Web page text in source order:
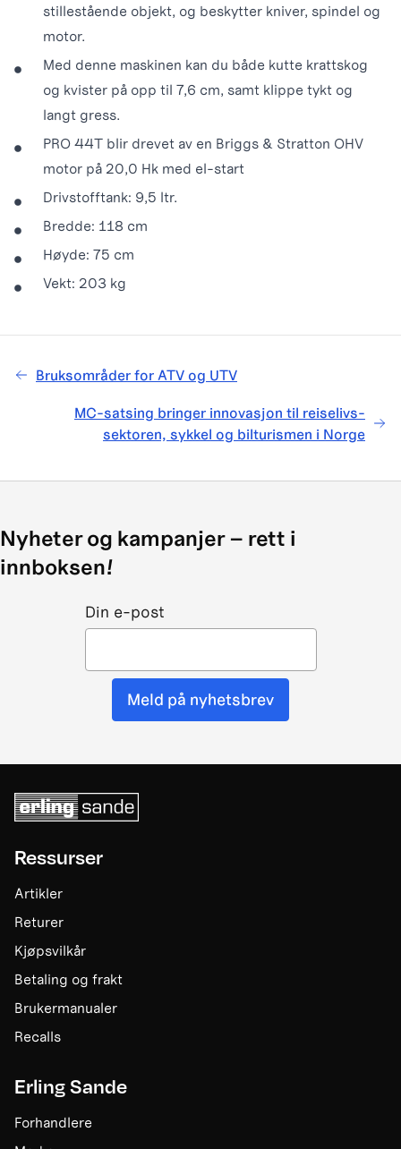
stillestående objekt, og beskytter kniver, spindel og
motor.
Med denne maskinen kan du både kutte krattskog
og kvister på opp til 7,6 cm, samt klippe tykt og
langt gress.
PRO 44T blir drevet av en Briggs & Stratton OHV
motor på 20,0 Hk med el-start
Drivstofftank: 9,5 ltr.
Bredde: 118 cm
Høyde: 75 cm
Vekt: 203 kg
Bruksområder for ATV og UTV
MC-satsing bringer innovasjon til reiselivs-
sektoren, sykkel og bilturismen i Norge
Nyheter og kampanjer – rett i
innboksen!
Din e-post
Meld på nyhetsbrev
Ressurser
Artikler
Returer
Kjøpsvilkår
Betaling og frakt
Brukermanualer
Recalls
Erling Sande
Forhandlere